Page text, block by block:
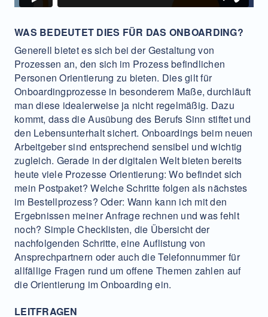
WAS BEDEUTET DIES FÜR DAS ONBOARDING?
Generell bietet es sich bei der Gestaltung von
Prozessen an, den sich im Prozess befindlichen
Personen Orientierung zu bieten. Dies gilt für
Onboardingprozesse in besonderem Maße, durchläuft
man diese idealerweise ja nicht regelmäßig. Dazu
kommt, dass die Ausübung des Berufs Sinn stiftet und
den Lebensunterhalt sichert. Onboardings beim neuen
Arbeitgeber sind entsprechend sensibel und wichtig
zugleich. Gerade in der digitalen Welt bieten bereits
heute viele Prozesse Orientierung: Wo befindet sich
mein Postpaket? Welche Schritte folgen als nächstes
im Bestellprozess? Oder: Wann kann ich mit den
Ergebnissen meiner Anfrage rechnen und was fehlt
noch? Simple Checklisten, die Übersicht der
nachfolgenden Schritte, eine Auflistung von
Ansprechpartnern oder auch die Telefonnummer für
allfällige Fragen rund um offene Themen zahlen auf
die Orientierung im Onboarding ein.
LEITFRAGEN